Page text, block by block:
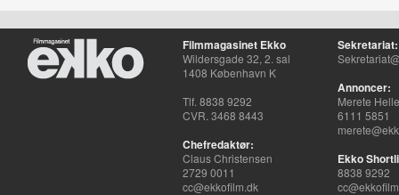
Filmmagasinet Ekko
Wildersgade 32, 2. sal
1408 København K
Tlf. 8838 9292
CVR. 3468 8443
Chefredaktør:
Claus Christensen
2729 0011
cc@ekkofilm.dk
Sekretariat:
Annoncer:
Merete
6111 5851
Ekko
8838 9292